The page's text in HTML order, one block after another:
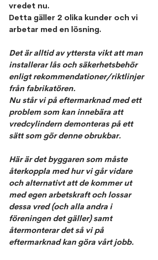
vredet nu.
Detta gäller 2 olika kunder och vi
arbetar med en lösning.
Det är alltid av yttersta vikt att man
installerar lås och säkerhetsbehör
enligt rekommendationer/riktlinjer
från fabrikatören.
Nu står vi på eftermarknad med ett
problem som kan innebära att
vredcylindern demonteras på ett
sätt som gör denne obrukbar.
Här är det byggaren som måste
återkoppla med hur vi går vidare
och alternativt att de kommer ut
med egen arbetskraft och lossar
dessa vred (och alla andra i
föreningen det gäller) samt
återmonterar det så vi på
eftermarknad kan göra vårt jobb.